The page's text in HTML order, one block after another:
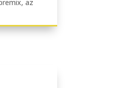
az